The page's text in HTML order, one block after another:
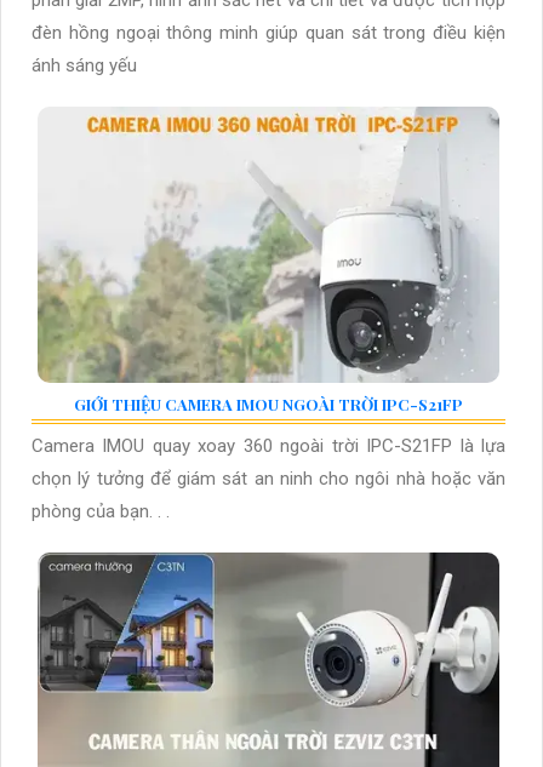
đèn hồng ngoại thông minh giúp quan sát trong điều kiện
ánh sáng yếu
GIỚI THIỆU CAMERA IMOU NGOÀI TRỜI IPC-S21FP
Camera IMOU quay xoay 360 ngoài trời IPC-S21FP là lựa
chọn lý tưởng để giám sát an ninh cho ngôi nhà hoặc văn
phòng của bạn. . .